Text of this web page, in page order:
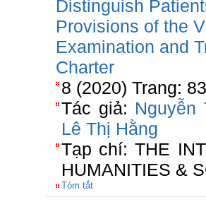
Distinguish
Provisions of the
Examination and
Charter
8 (2020) Trang:
Tác giả: Nguyễn
Lê Thị Hằng
Tạp chí: THE
HUMANITIES &
Tóm tắt